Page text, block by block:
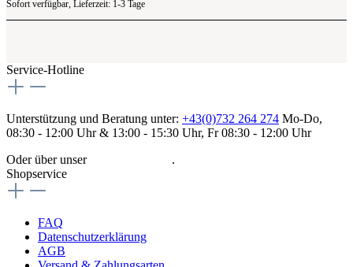
Sofort verfügbar, Lieferzeit: 1-3 Tage
Service-Hotline
Unterstützung und Beratung unter: +43(0)732 264 274 Mo-Do,
08:30 - 12:00 Uhr & 13:00 - 15:30 Uhr, Fr 08:30 - 12:00 Uhr
Oder über unser
.
Shopservice
FAQ
Datenschutzerklärung
AGB